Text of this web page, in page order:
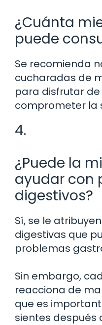
¿Cuánta
puede
Se recomienda
cucharadas de
para disfrutar de
comprometer la
4.
¿Puede la
ayudar con
digestivos?
Sí, se le
digestivas que
problemas
Sin embargo,
reacciona de
que es
sientes después